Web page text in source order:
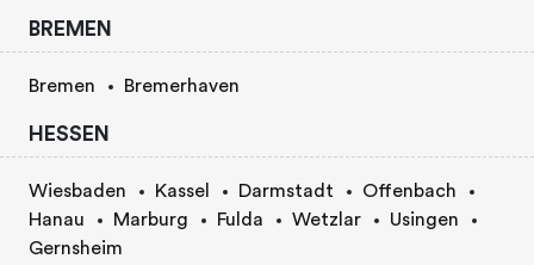
BREMEN
Bremen Bremerhaven
HESSEN
Wiesbaden Kassel Darmstadt
Offenbach
Hanau
Marburg Fulda Wetzlar
Usingen
Gernsheim